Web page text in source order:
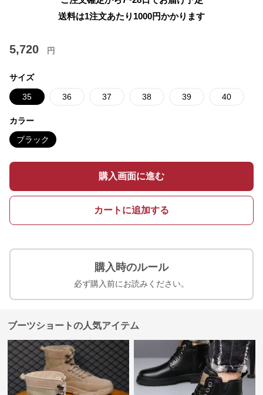
送料は1注文あたり 1000円かかります
5,720 円
サイズ
35 36 37 38 39 40
カラー
ブラック
購入画面に進む
カートに追加する
購入時のルール
必ず購入前にお読みください。
ブーツショートの人気アイテム